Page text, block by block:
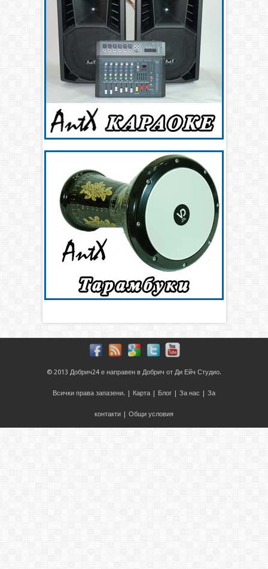
© 2013 Добрич24 е направен в Добрич от Ди Ейч Студио.
Всички права запазени. | Карта Блог За нас За
контакти Общи условия